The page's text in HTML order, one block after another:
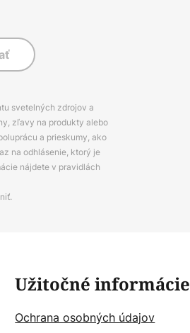
svetelných zdrojov a
zľavy na produkty alebo
a prieskumy, ako
na odhlásenie, ktorý je
nájdete v pravidlách
Užitočné informácie
Ochrana osobných údajov